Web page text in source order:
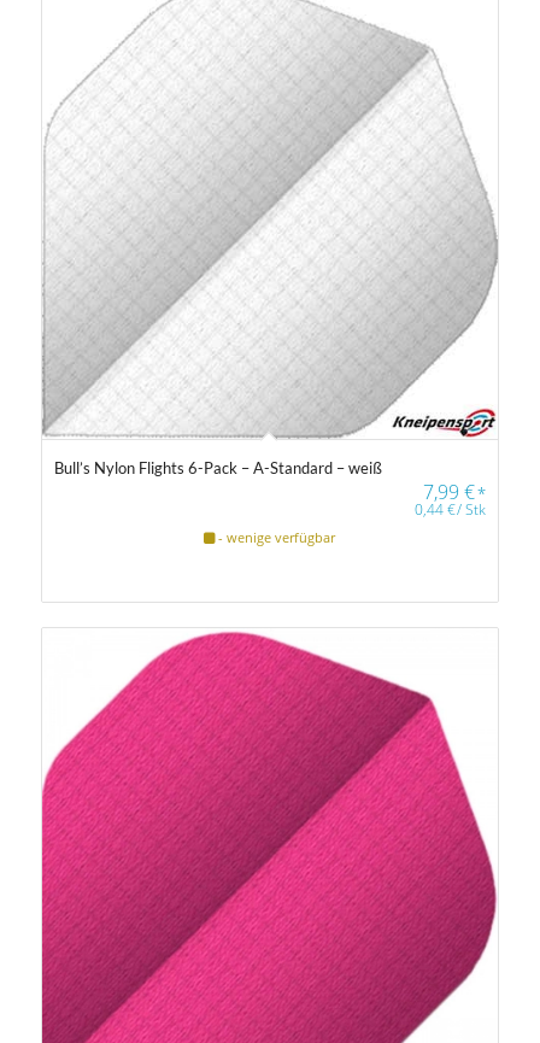
Bull’s Nylon Flights 6-Pack – A-Standard – weiß
7,99€*
0,44€/Stk
- wenige verfügbar